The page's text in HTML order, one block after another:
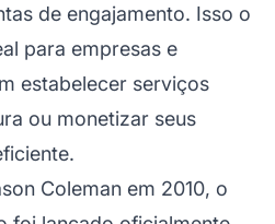
de engajamento. Isso o
para empresas e
estabelecer serviços
ou monetizar seus
Coleman em 2010, o